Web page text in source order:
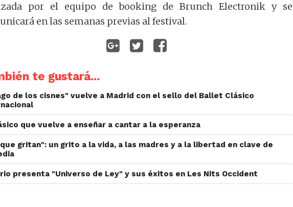
por el equipo de booking de Brunch Electronik y se
en las semanas previas al festival.
te gustará...
de los cisnes" vuelve a Madrid con el sello del Ballet Clásico
que vuelve a enseñar a cantar a la esperanza
gritan": un grito a la vida, a las madres y a la libertad en clave de
presenta "Universo de Ley" y sus éxitos en Les Nits Occident